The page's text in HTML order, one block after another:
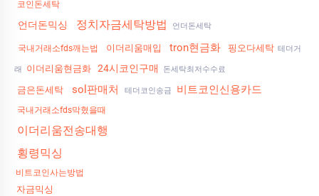
코인돈세탁
언더돈믹싱 정치자금세탁방법 언더돈세탁
국내거래소fds깨는법 이더리움매입 tron현금화 핑오다세탁 테더거
래 이더리움현금화 24시코인구매 돈세탁최저수수료
금은돈세탁 sol판매처 테더코인송금 비트코인신용카드
국내거래소fds막혔을때
이더리움전송대행
횡령믹싱
비트코인사는방법
자금믹싱